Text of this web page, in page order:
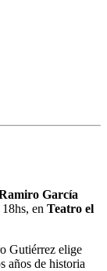
García
en Teatro el
Gutiérrez elige
años de historia